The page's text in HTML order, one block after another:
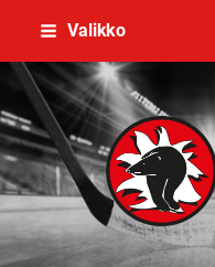
Siirry
sisältöön
Valikko